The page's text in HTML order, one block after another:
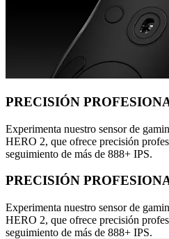
PRECISIÓN
Experimenta nuestro sensor de
HERO 2, que ofrece precisión
seguimiento de más de 888+ IPS.
PRECISIÓN
Experimenta nuestro sensor de
HERO 2, que ofrece precisión
seguimiento de más de 888+ IPS.